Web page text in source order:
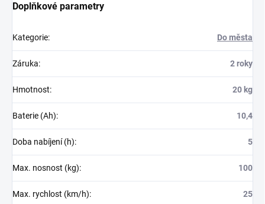
Doplňkové parametry
Kategorie: Do města
Záruka: 2 roky
Hmotnost: 20 kg
Baterie (Ah): 10,4
Doba nabíjení (h): 5
Max. nosnost (kg): 100
Max. rychlost (km/h): 25